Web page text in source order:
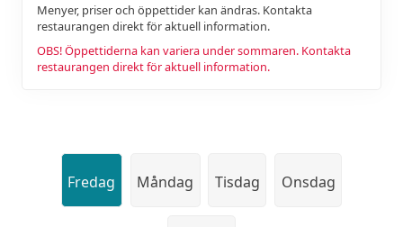
Menyer, priser och öppettider kan ändras. Kontakta
restaurangen direkt för aktuell information.
OBS! Öppettiderna kan variera under sommaren. Kontakta
restaurangen direkt för aktuell information.
Fredag Måndag Tisdag Onsdag